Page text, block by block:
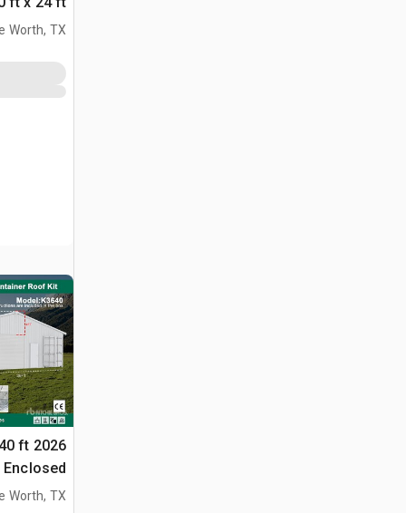
التخزين (Unused)
Worth, TX
40 ft
(Unused)
Worth, TX